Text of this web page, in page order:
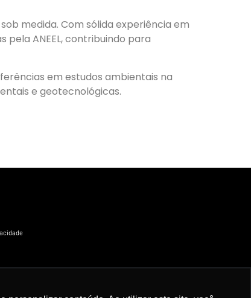
medida. Com sólida experiência em
ANEEL, contribuindo para
em estudos ambientais na
e geotecnológicas.